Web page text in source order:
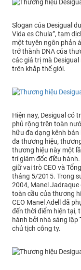
Slogan của Desigual
Vida es Chula”, tạm
một tuyên ngôn phản
trở thành DNA của
các giá trị mà
trên khắp thế giới.
Hiện nay, Desigual có
phủ rộng trên toàn
hữu đa dạng kênh
đa thương hiệu,
thương hiệu này một
trí giám đốc điều
giữ vai trò CEO và
tháng 5/2015. Trong
2004, Manel
toàn cầu của thương
CEO Manel Adell đã
đến thời điểm hiện tại,
hành bởi nhà sáng
chủ tịch công ty.